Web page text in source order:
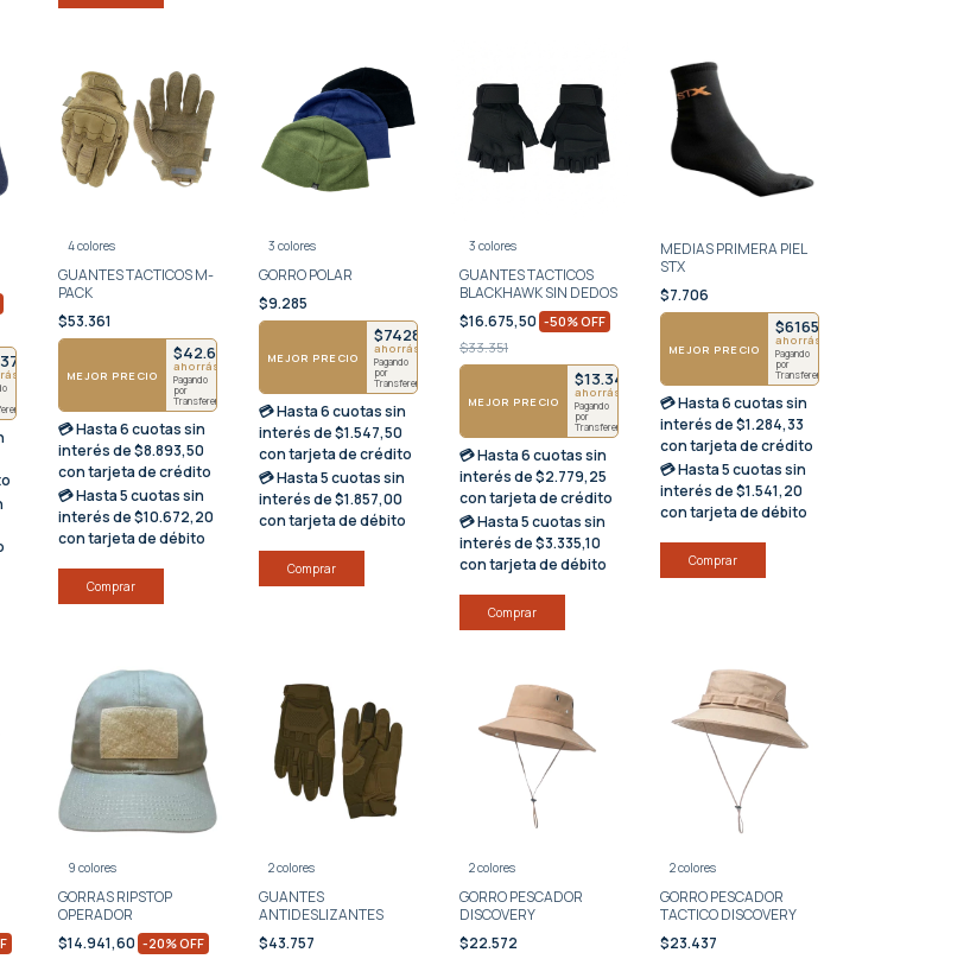
$1334
4 colores
GUANTES TACTICOS M-
PACK
$53.361
MEJOR PRECIO
$42.689
ahorrás $10.672
Pagando
por
Transferencia
💳 Hasta6 cuotas sin
interésde $8.893,50
con tarjeta de crédito
💳 Hasta5 cuotas sin
interésde $10.672,20
con tarjeta de débito
Comprar
3 colores
GORRO POLAR
$9.285
MEJOR PRECIO
$7428
ahorrás $1857
Pagando
por
Transferencia
💳 Hasta6 cuotas sin
interésde $1.547,50
con tarjeta de crédito
💳 Hasta5 cuotas sin
interésde $1.857,00
con tarjeta de débito
Comprar
3 colores
GUANTES TACTICOS
BLACKHAWK SIN DEDOS
$16.675,50 -50%OFF
$33.351
MEJOR PRECIO
$13.341
ahorrás $3335
Pagando
por
Transferencia
💳 Hasta6 cuotas sin
interésde $2.779,25
con tarjeta de crédito
💳 Hasta5 cuotas sin
interésde $3.335,10
con tarjeta de débito
Comprar
MEDIAS PRIMERA PIEL
STX
$7.706
MEJOR PRECIO
$6165
ahorrás $1541
Pagando
por
Transferencia
💳 Hasta6 cuotas sin
interésde $1.284,33
con tarjeta de crédito
💳 Hasta5 cuotas sin
interésde $1.541,20
con tarjeta de débito
Comprar
9 colores
GORRAS RIPSTOP
OPERADOR
$14.941,60 -20%OFF
2 colores
GUANTES
ANTIDESLIZANTES
$43.757
2 colores
GORRO PESCADOR
DISCOVERY
$22.572
2 colores
GORRO PESCADOR
TACTICO DISCOVERY
$23.437